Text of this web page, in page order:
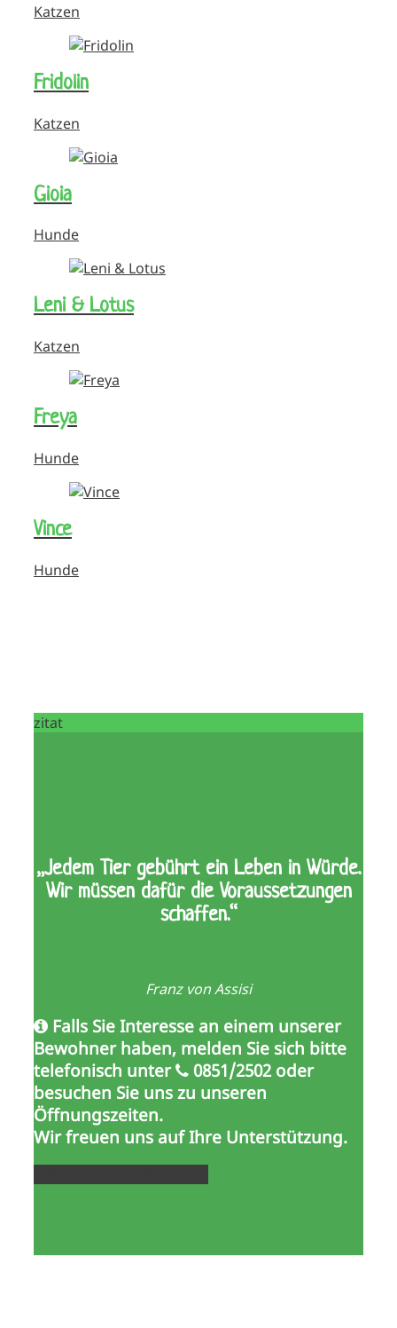
Katzen
Fridolin
Katzen
Gioia
Hunde
Leni & Lotus
Katzen
Freya
Hunde
Vince
Hunde
zitat
„Jedem Tier gebührt ein Leben in Würde.
Wir müssen dafür die Voraussetzungen
schaffen.“
Franz von Assisi
Falls Sie Interesse an einem unserer
Bewohner haben, melden Sie sich bitte
telefonisch unter
0851/2502 oder
besuchen Sie uns zu unseren
Öffnungszeiten.
Wir freuen uns auf Ihre Unterstützung.